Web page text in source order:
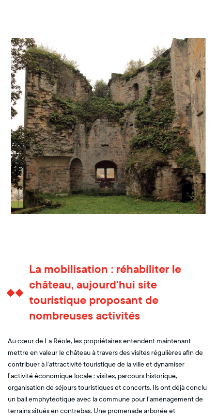
La mobilisation : réhabiliter le
château, aujourd'hui site
touristique proposant de
nombreuses activités
Au cœur de La Réole, les propriétaires entendent maintenant
mettre en valeur le château à travers des visites régulières afin de
contribuer à l’attractivité touristique de la ville et dynamiser
l’activité économique locale : visites, parcours historique,
organisation de séjours touristiques et concerts. Ils ont déjà conclu
un bail emphytéotique avec la commune pour l’aménagement de
terrains situés en contrebas. Une promenade arborée et